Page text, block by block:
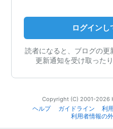
ログインし
読者になると、ブログの更
更新通知を受け取った
Copyright (C) 2001-2026
ヘルプ
ガイドライン 利
利用者情報の